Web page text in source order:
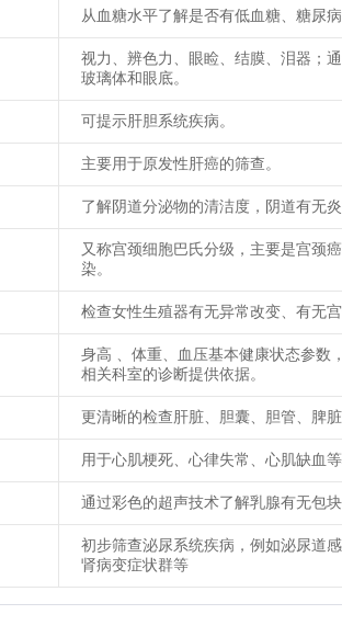
从血糖水平了解是否有低血糖、糖尿
视力、辨色力、眼睑、结膜、泪器；
玻璃体和眼底。
可提示肝胆系统疾病。
主要用于原发性肝癌的筛查。
了解阴道分泌物的清洁度，阴道有无
又称宫颈细胞巴氏分级，主要是宫颈
染。
检查女性生殖器有无异常改变、有无
身高 、体重、血压基本健康状态参数
相关科室的诊断提供依据。
更清晰的检查肝脏、胆囊、胆管、脾
用于心肌梗死、心律失常、心肌缺血
通过彩色的超声技术了解乳腺有无包
初步筛查泌尿系统疾病，例如泌尿道
肾病变症状群等